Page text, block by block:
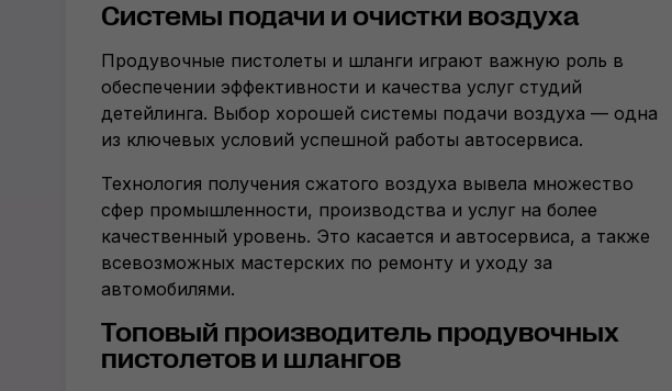
Системы подачи и очистки воздуха
Продувочные пистолеты и шланги играют важную роль в
обеспечении эффективности и качества услуг студий
детейлинга. Выбор хорошей системы подачи воздуха — одна
из ключевых условий успешной работы автосервиса.
Технология получения сжатого воздуха вывела множество
сфер промышленности, производства и услуг на более
качественный уровень. Это касается и автосервиса, а также
всевозможных мастерских по ремонту и уходу за
автомобилями.
Топовый производитель продувочных
пистолетов и шлангов